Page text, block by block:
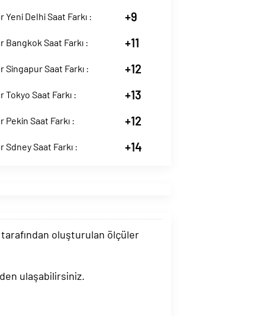
Yeni Delhi Saat Farkı : +9
Bangkok Saat Farkı : +11
Singapur Saat Farkı : +12
Tokyo Saat Farkı : +13
Pekin Saat Farkı : +12
Sdney Saat Farkı : +14
tarafından oluşturulan ölçüler
ulaşabilirsiniz.